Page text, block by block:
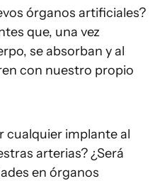
órganos artificiales?
que, una vez
se absorban y al
con nuestro propio
cualquier implante al
arterias? ¿Será
en órganos